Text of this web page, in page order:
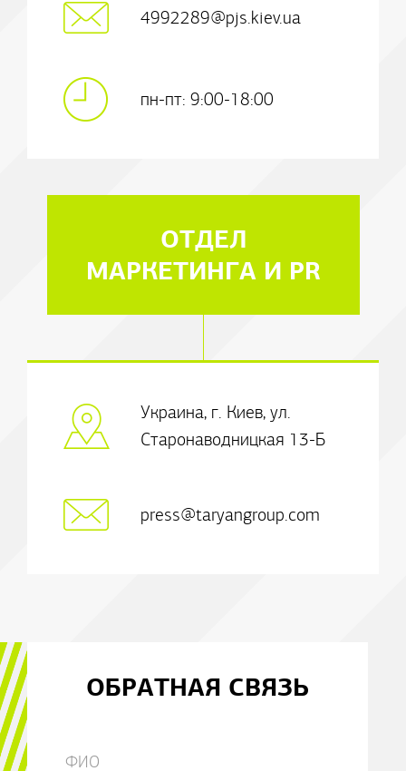
4992289@pjs.kiev.ua
пн-пт: 9:00-18:00
ОТДЕЛ
МАРКЕТИНГА И PR
Украина, г. Киев, ул.
Старонаводницкая 13-Б
press@taryangroup.com
ОБРАТНАЯ СВЯЗЬ